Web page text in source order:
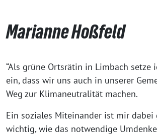
Marianne Hoßfeld
“Als grüne Ortsrätin in Limbach setze
ein, dass wir uns auch in unserer
Weg zur Klimaneutralität machen.
Ein soziales Miteinander ist mir dabei
wichtig, wie das notwendige